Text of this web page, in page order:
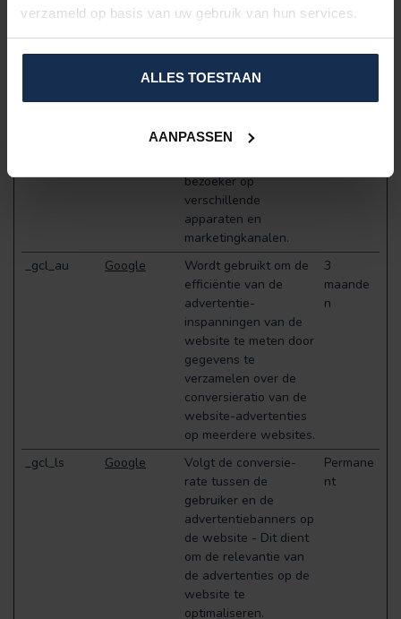
verzameld op basis van uw gebruik van hun services.
ALLES TOESTAAN
AANPASSEN
apparaten en
marketingkanalen.
Google
Gebruikt om gegevens
naar Google Analytics
te verzenden over het
gedrag van de
bezoeker op
verschillende
apparaten en
marketingkanalen.
_gcl_au Google
Wordt gebruikt om de
efficiëntie van de
advertentie-
inspanningen van de
website te meten door
gegevens te
verzamelen over de
conversieratio van de
website-advertenties
op meerdere websites.
3
maande
n
_gcl_ls Google
Volgt de conversie-
rate tussen de
gebruiker en de
advertentiebanners op
de website - Dit dient
om de relevantie van
de advertenties op de
website te
optimaliseren.
Permane
nt